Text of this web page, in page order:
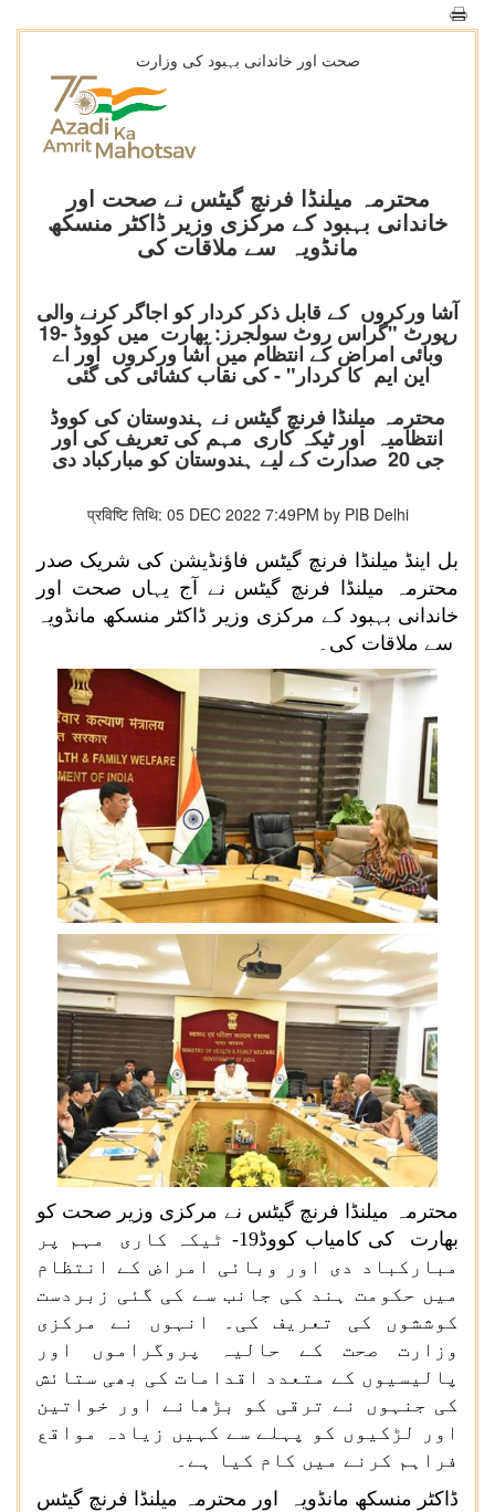
صحت اور خاندانی بہبود کی وزارت
محترمہ میلنڈا فرنچ گیٹس نے صحت اور
خاندانی بہبود کے مرکزی وزیر ڈاکٹر منسکھ
مانڈویہ سے ملاقات کی
آشا ورکروں کے قابل ذکر کردار کو اجاگر کرنے والی
رپورٹ "گراس روٹ سولجرز: بھارت میں کووڈ -19
وبائی امراض کے انتظام میں آشا ورکروں اور اے
این ایم کا کردار" - کی نقاب کشائی کی گئی
محترمہ میلنڈا فرنچ گیٹس نے ہندوستان کی کووڈ
انتظامیہ اور ٹیکہ کاری مہم کی تعریف کی اور
جی 20 صدارت کے لیے ہندوستان کو مبارکباد دی
प्रविष्टि तिथि: 05 DEC 2022 7:49PM by PIB Delhi
بل اینڈ میلنڈا فرنچ گیٹس فاؤنڈیشن کی شریک صدر
محترمہ میلنڈا فرنچ گیٹس نے آج یہاں صحت اور
خاندانی بہبود کے مرکزی وزیر ڈاکٹر منسکھ مانڈویہ
سے ملاقات کی۔
محترمہ میلنڈا فرنچ گیٹس نے مرکزی وزیر صحت کو
بھارت کی کامیاب کووڈ-19 ٹیکہ کاری مہم پر
مبارکباد دی اور وبائی امراض کے انتظام
میں حکومت ہند کی جانب سے کی گئی زبردست
کوششوں کی تعریف کی۔ انہوں نے مرکزی
وزارت صحت کے حالیہ پروگراموں اور
پالیسیوں کے متعدد اقدامات کی بھی ستائش
کی جنہوں نے ترقی کو بڑھانے اور خواتین
اور لڑکیوں کو پہلے سے کہیں زیادہ مواقع
فراہم کرنے میں کام کیا ہے۔
ڈاکٹر منسکھ مانڈویہ اور محترمہ میلنڈا فرنچ گیٹس